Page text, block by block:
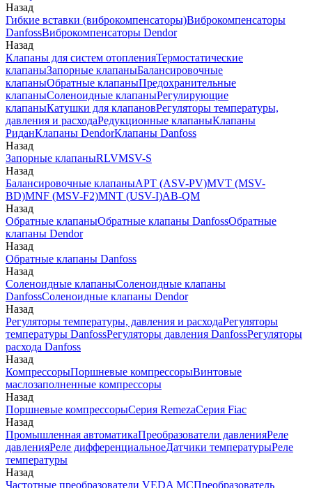
Назад
Гибкие вставки (виброкомпенсаторы)Виброкомпенсаторы
DanfossВиброкомпенсаторы Dendor
Назад
Клапаны для систем отопленияТермостатические
клапаныЗапорные клапаныБалансировочные
клапаныОбратные клапаныПредохранительные
клапаныСоленоидные клапаныРегулирующие
клапаныКатушки для клапановРегуляторы температуры,
давления и расходаРедукционные клапаныКлапаны
РиданКлапаны DendorКлапаны Danfoss
Назад
Запорные клапаныRLVMSV-S
Назад
Балансировочные клапаныAPT (ASV-PV)MVT (MSV-
BD)MNF (MSV-F2)MNT (USV-I)AB-QM
Назад
Обратные клапаныОбратные клапаны DanfossОбратные
клапаны Dendor
Назад
Обратные клапаны Danfoss
Назад
Соленоидные клапаныСоленоидные клапаны
DanfossСоленоидные клапаны Dendor
Назад
Регуляторы температуры, давления и расходаРегуляторы
температуры DanfossРегуляторы давления DanfossРегуляторы
расхода Danfoss
Назад
КомпрессорыПоршневые компрессорыВинтовые
маслозаполненные компрессоры
Назад
Поршневые компрессорыСерия RemezaСерия Fiac
Назад
Промышленная автоматикаПреобразователи давленияРеле
давленияРеле дифференциальноеДатчики температурыРеле
температуры
Назад
Частотные преобразователи VEDA MCПреобразователь